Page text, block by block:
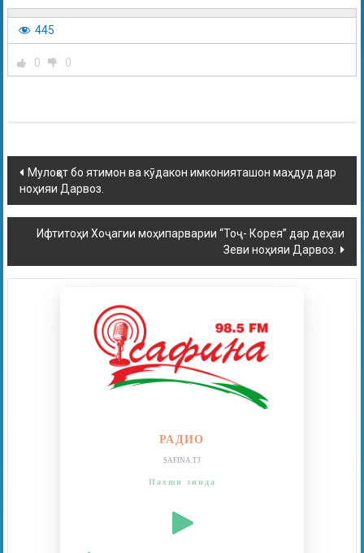
445
0 0
Мулоқот бо ятимон ва кӯдакон имконияташон маҳдуд дар
ноҳияи Дарвоз.
Ифтитоҳи Хоҷагии моҳипарварии “Тоҷ- Корея” дар деҳаи
Зеви ноҳияи Дарвоз.
РАДИО
SAFINA.TJ
Пахши зинда